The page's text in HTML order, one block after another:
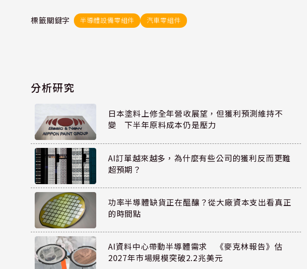
標籤關鍵字 半導體設備零組件 汽車零組件
分析研究
日本塗料上修全年營收展望，但獲利預測維持不
變 下半年原料成本仍是壓力
AI訂單越來越多，為什麼有些公司的獲利反而更難
超預期？
功率半導體缺貨正在醞釀？從大廠資本支出看真正
的時間點
AI資料中心帶動半導體需求 《麥克林報告》估
2027年市場規模突破2.2兆美元